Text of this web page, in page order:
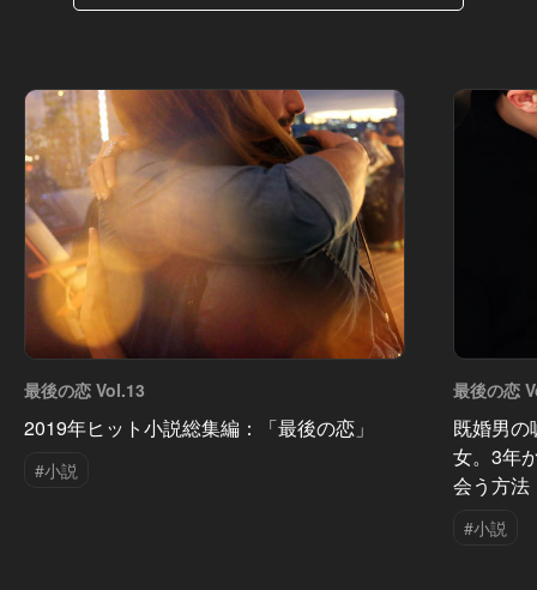
最後の恋 Vol.13
2019年ヒット小説総集編：「最後の恋」
#小説
最後の恋
既婚男
女。3年
会う方法
#小説